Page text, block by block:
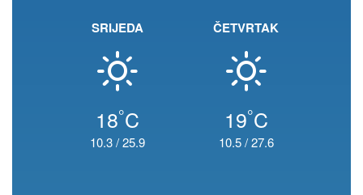
SRIJEDA
18°C
10.3/25.9
ČETVRTAK
19°C
10.5/27.6